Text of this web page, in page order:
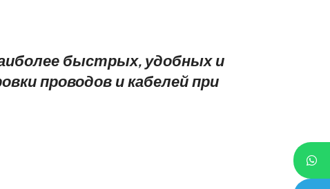
быстрых, удобных и
проводов и кабелей при